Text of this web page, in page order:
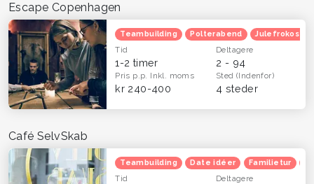
Escape Copenhagen
Teambuilding Polterabend Julefrokost
Tid
1-2 timer
Deltagere
2 - 94
Pris p.p. Inkl. moms
kr 240-400
Sted(Indenfor)
4 steder
Café SelvSkab
Teambuilding Date idéer Familietur
Tid Deltagere